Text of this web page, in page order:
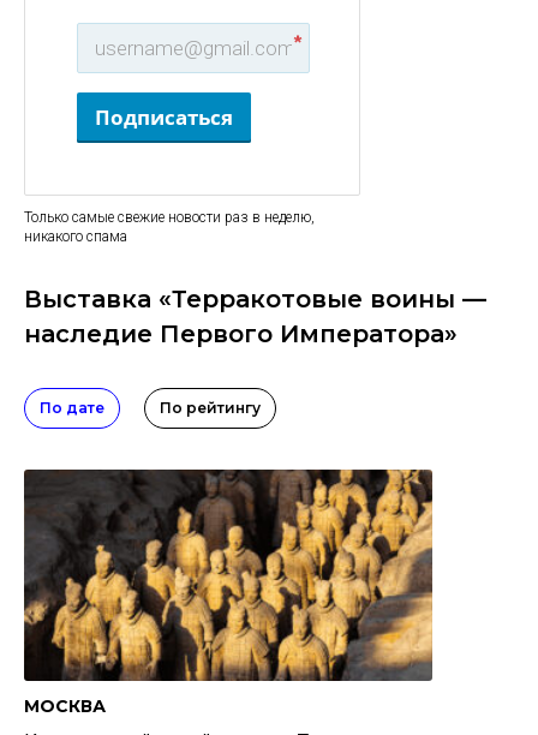
*
Подписаться
Только самые свежие новости раз в неделю,
никакого спама
Выставка «Терракотовые воины —
наследие Первого Императора»
По дате По рейтингу
МОСКВА